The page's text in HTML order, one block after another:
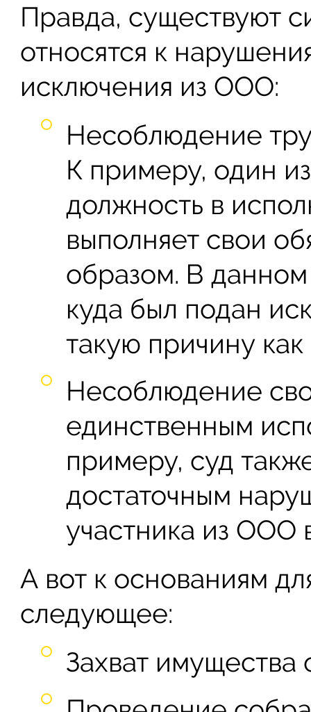
Правда, существуют
относятся к
исключения из ООО:
Несоблюдение
К примеру, один
должность в
выполняет свои
образом. В
куда был подан
такую причину
Несоблюдение
единственным
примеру, суд
достаточным
участника из ООО
А вот к основаниям
следующее:
Захват имущества